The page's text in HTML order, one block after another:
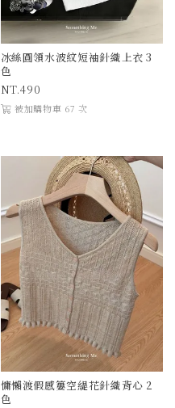
冰絲圓領水波紋短袖針織上衣 3
色
490
被加購物車 67 次
慵懶渡假感簍空緹花針織背心 2
色